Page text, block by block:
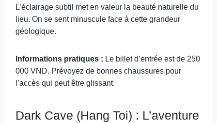
L’éclairage subtil met en valeur la beauté naturelle du
lieu. On se sent minuscule face à cette grandeur
géologique.
Informations pratiques : Le billet d’entrée est de 250
000 VND. Prévoyez de bonnes chaussures pour
l’accès qui peut être glissant.
Dark Cave (Hang Toi) : L’aventure